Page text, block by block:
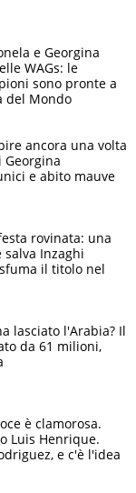
e Georgina
WAGs: le
sono pronte a
del Mondo
ancora una volta
e abito mauve
rovinata: una
Inzaghi
il titolo nel
lasciato l'Arabia? Il
da 61 milioni,
è clamorosa.
Luis Henrique.
e c'è l'idea